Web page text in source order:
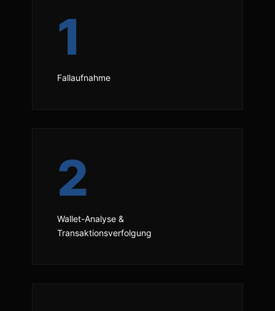
1
Fallaufnahme
2
Wallet-Analyse &
Transaktionsverfolgung